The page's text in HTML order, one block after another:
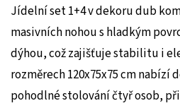
Jídelní set 1+4 v dekoru dub
masivních nohou s hladkým
dýhou, což zajišťuje stabilitu i
rozměrech 120x75x75 cm
pohodlné stolování čtyř osob,